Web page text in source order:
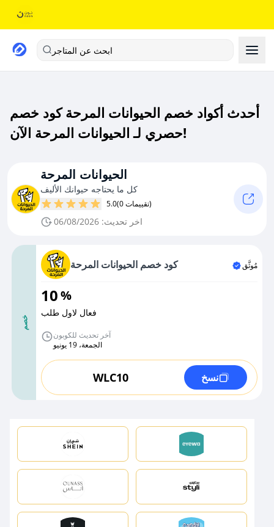
ابحث عن المتاجر
أحدث أكواد خصم الحيوانات المرحة كود خصم
حصري لـ الحيوانات المرحة الآن!
الحيوانات المرحة
كل ما يحتاجه حيوانك الأليف
5.0 (0 تقييمات)
اخر تحديث: 06/08/2026
خصم
كود خصم الحيوانات المرحة مُوثَّق
10%
فعال لاول طلب
آخر تحديث للكوبون
الجمعة، 19 يونيو
WLC10 نسخ